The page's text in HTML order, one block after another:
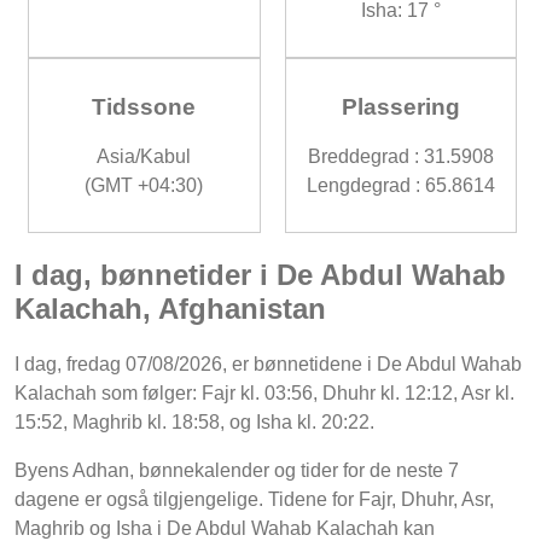
Isha: 17 °
Tidssone
Asia/Kabul
(GMT +04:30)
Plassering
Breddegrad : 31.5908
Lengdegrad : 65.8614
I dag, bønnetider i De Abdul Wahab
Kalachah, Afghanistan
I dag, fredag 07/08/2026, er bønnetidene i De Abdul Wahab
Kalachah som følger: Fajr kl. 03:56, Dhuhr kl. 12:12, Asr kl.
15:52, Maghrib kl. 18:58, og Isha kl. 20:22.
Byens Adhan, bønnekalender og tider for de neste 7
dagene er også tilgjengelige. Tidene for Fajr, Dhuhr, Asr,
Maghrib og Isha i De Abdul Wahab Kalachah kan